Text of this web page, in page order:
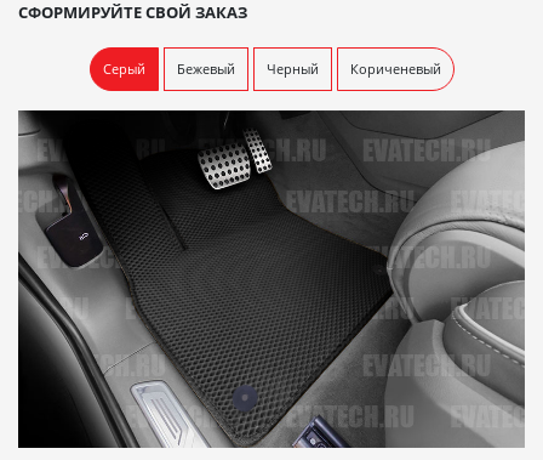
СФОРМИРУЙТЕ СВОЙ ЗАКАЗ
Серый Бежевый Черный Кориченевый